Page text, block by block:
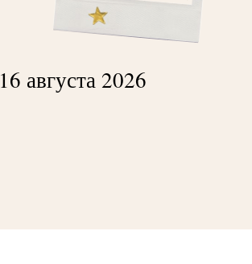
16 августа 2026